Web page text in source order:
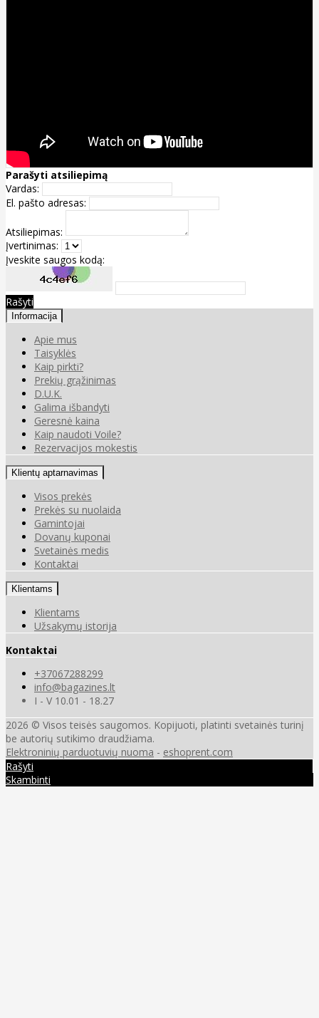
Parašyti atsiliepimą
Vardas:
El. pašto adresas:
Atsiliepimas:
Įvertinimas:
Įveskite saugos kodą:
Rašyti
Informacija
Apie mus
Taisyklės
Kaip pirkti?
Prekių grąžinimas
D.U.K.
Galima išbandyti
Geresnė kaina
Kaip naudoti Voile?
Rezervacijos mokestis
Klientų aptarnavimas
Visos prekės
Prekės su nuolaida
Gamintojai
Dovanų kuponai
Svetainės medis
Kontaktai
Klientams
Klientams
Užsakymų istorija
Kontaktai
+37067288299
info@bagazines.lt
I - V 10.01 - 18.27
2026 © Visos teisės saugomos. Kopijuoti, platinti svetainės turinį
be autorių sutikimo draudžiama.
Elektroninių parduotuvių nuoma - eshoprent.com
Rašyti
Skambinti